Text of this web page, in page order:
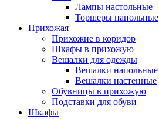
Лампы настольные
Торшеры напольные
Прихожая
Прихожие в коридор
Шкафы в прихожую
Вешалки для одежды
Вешалки напольные
Вешалки настенные
Обувницы в прихожую
Подставки для обуви
Шкафы